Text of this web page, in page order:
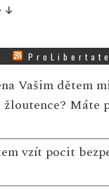
↓
ProLibertate
Vašim dětem
Máte
vzít pocit